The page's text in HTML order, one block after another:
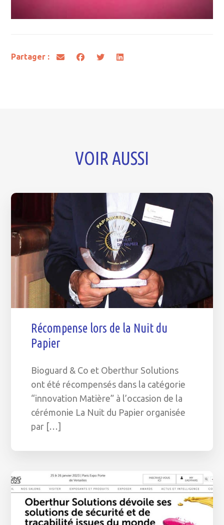
Partager :
VOIR AUSSI
Récompense lors de la Nuit du
Papier
Bioguard & Co et Oberthur Solutions
ont été récompensés dans la catégorie
“innovation Matière” à l’occasion de la
cérémonie La Nuit du Papier organisée
par […]